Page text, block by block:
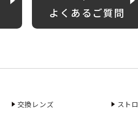
よくあるご質問
交換レンズ スト